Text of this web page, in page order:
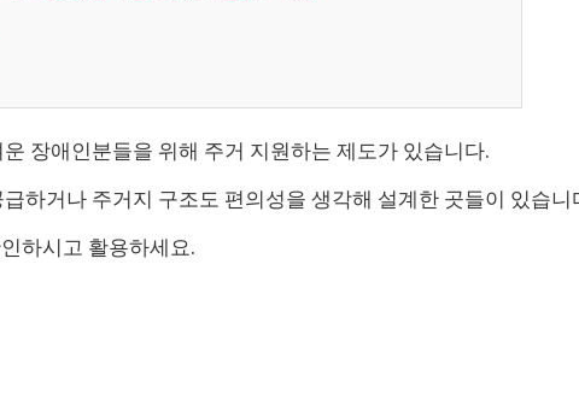
장애인분들을 위해 주거 지원하는 제도가 있습니다.
하거나 주거지 구조도 편의성을 생각해 설계한 곳들이 있습니
하시고 활용하세요.